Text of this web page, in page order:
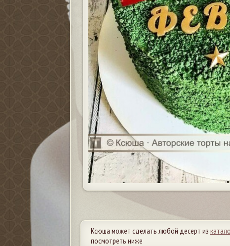
Ксюша может сделать любой десерт из
посмотреть ниже